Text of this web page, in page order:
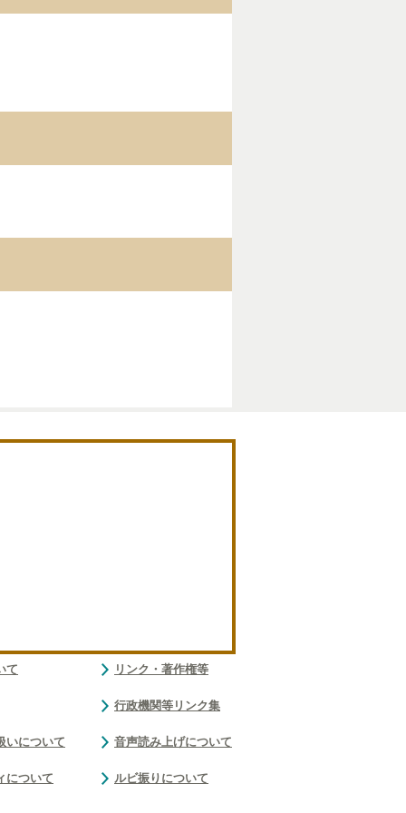
て
いについて
について
リンク・著作権等
行政機関等リンク集
音声読み上げについて
ルビ振りについて